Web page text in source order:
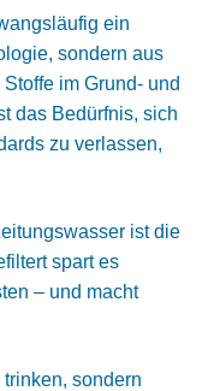
ein
sondern aus
im Grund- und
das Bedürfnis, sich
zu verlassen,
ist die
spart es
– und macht
sondern